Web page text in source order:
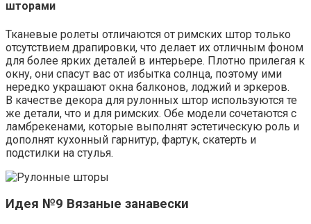
шторами
Тканевые ролеты отличаются от римских штор только
отсутствием драпировки, что делает их отличным фоном
для более ярких деталей в интерьере. Плотно прилегая к
окну, они спасут вас от избытка солнца, поэтому ими
нередко украшают окна балконов, лоджий и эркеров.
В качестве декора для рулонных штор используются те
же детали, что и для римских. Обе модели сочетаются с
ламбрекенами, которые выполнят эстетическую роль и
дополнят кухонный гарнитур, фартук, скатерть и
подстилки на стулья.
Идея №9 Вязаные занавески